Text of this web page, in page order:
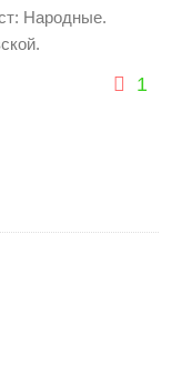
Народные.
1